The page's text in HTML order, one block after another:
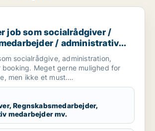
som socialrådgiver /
job som socialrådgiver /
/ administrativ
/ kontorassistent
socialrådgive, administration,
booking. Meget gerne mulighed for
men ikke et must.
Regnskabsmedarbejder,
medarbejder mv.